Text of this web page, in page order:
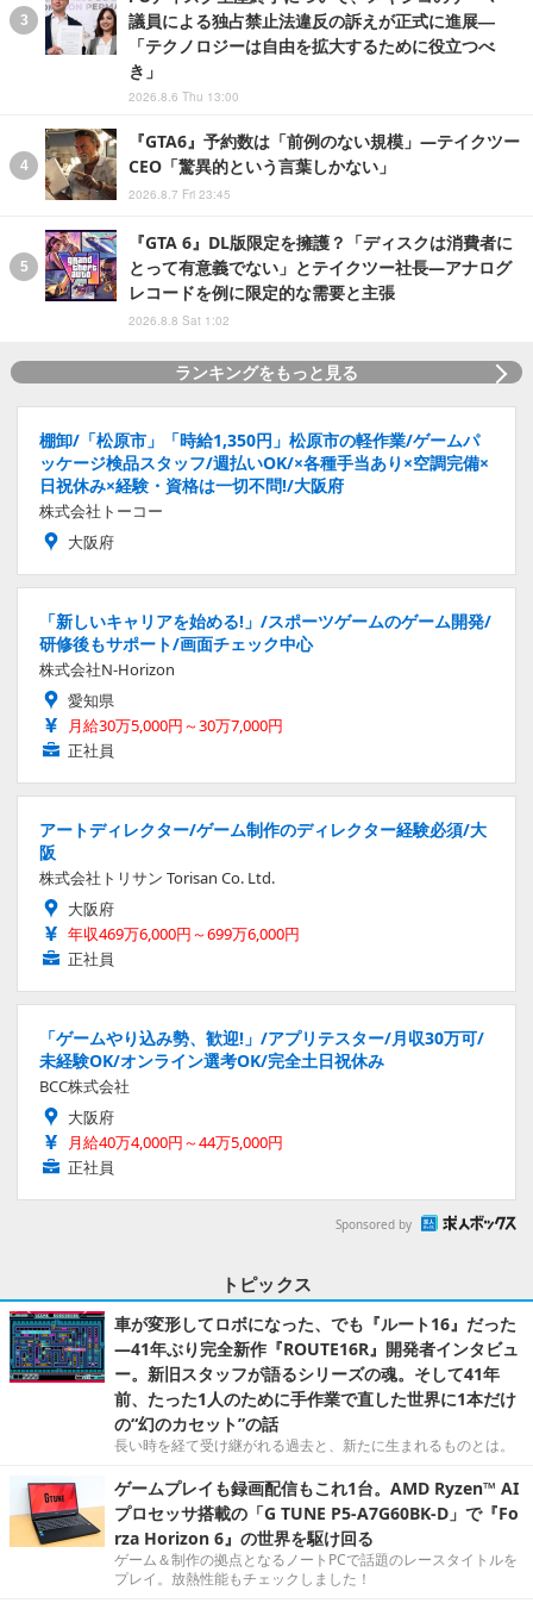
議員による独占禁止法違反の訴えが正式に進展―
「テクノロジーは自由を拡大するために役立つべ
き」
2026.8.6 Thu 13:00
『GTA6』予約数は「前例のない規模」―テイクツー
CEO「驚異的という言葉しかない」
2026.8.7 Fri 23:45
『GTA 6』DL版限定を擁護？「ディスクは消費者に
とって有意義でない」とテイクツー社長―アナログ
レコードを例に限定的な需要と主張
2026.8.8 Sat 1:02
ランキングをもっと見る
棚卸/「松原市」「時給1,350円」松原市の軽作業/ゲームパ
ッケージ検品スタッフ/週払いOK/×各種手当あり×空調完備×
日祝休み×経験・資格は一切不問!/大阪府
株式会社トーコー
大阪府
「新しいキャリアを始める!」/スポーツゲームのゲーム開発/
研修後もサポート/画面チェック中心
株式会社N-Horizon
愛知県
月給30万5,000円～30万7,000円
正社員
アートディレクター/ゲーム制作のディレクター経験必須/大
阪
株式会社トリサン Torisan Co. Ltd.
大阪府
年収469万6,000円～699万6,000円
正社員
「ゲームやり込み勢、歓迎!」/アプリテスター/月収30万可/
未経験OK/オンライン選考OK/完全土日祝休み
BCC株式会社
大阪府
月給40万4,000円～44万5,000円
正社員
Sponsored by
トピックス
車が変形してロボになった、でも『ルート16』だった
―41年ぶり完全新作『ROUTE16R』開発者インタビュ
ー。新旧スタッフが語るシリーズの魂。そして41年
前、たった1人のために手作業で直した世界に1本だけ
の“幻のカセット”の話
長い時を経て受け継がれる過去と、新たに生まれるものとは。
ゲームプレイも録画配信もこれ1台。AMD Ryzen™ AI
プロセッサ搭載の「G TUNE P5-A7G60BK-D」で『Fo
rza Horizon 6』の世界を駆け回る
ゲーム＆制作の拠点となるノートPCで話題のレースタイトルを
プレイ。放熱性能もチェックしました！